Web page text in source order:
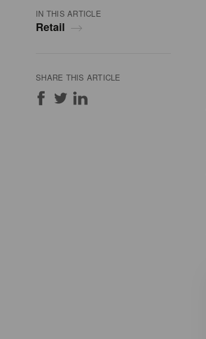
IN THIS ARTICLE
Retail
SHARE THIS ARTICLE